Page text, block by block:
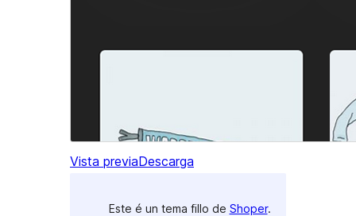
Vista previaDescarga
Este é un tema fillo de Shoper.